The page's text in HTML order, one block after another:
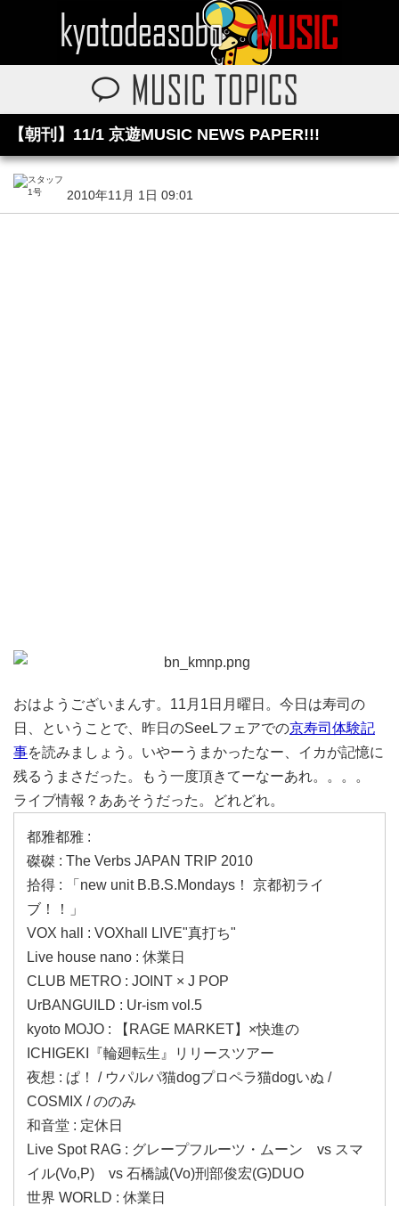
【朝刊】11/1 京遊MUSIC NEWS PAPER!!!
2010年11月 1日 09:01
おはようございまんす。11月1日月曜日。今日は寿司の
日、ということで、昨日のSeeLフェアでの京寿司体験記
事を読みましょう。いやーうまかったなー、イカが記憶に
残るうまさだった。もう一度頂きてーなーあれ。。。。
ライブ情報？ああそうだった。どれどれ。
都雅都雅 :
磔磔 : The Verbs JAPAN TRIP 2010
拾得 : 「new unit B.B.S.Mondays！ 京都初ライ
ブ！！」
VOX hall : VOXhall LIVE"真打ち"
Live house nano : 休業日
CLUB METRO : JOINT × J POP
UrBANGUILD : Ur-ism vol.5
kyoto MOJO : 【RAGE MARKET】×快進の
ICHIGEKI『輪廻転生』リリースツアー
夜想 : ぱ！ / ウパルパ猫dogプロペラ猫dogいぬ /
COSMIX / ののみ
和音堂 : 定休日
Live Spot RAG : グレープフルーツ・ムーン vs スマ
イル(Vo,P) vs 石橋誠(Vo)刑部俊宏(G)DUO
世界 WORLD : 休業日